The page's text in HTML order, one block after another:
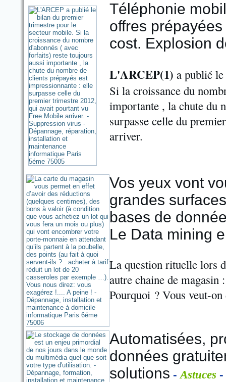
Téléphonie
offres
cost. Explosion
L'ARCEP(1) a publié
Si la croissance du
importante , la chute du
surpasse celle du
arriver.
Vos yeux vont
grandes
bases de
Le Data mining
La question rituelle lors
autre chaine de magasin
Pourquoi ? Vous veut-on
Automatisées,
données
solutions - Astuces